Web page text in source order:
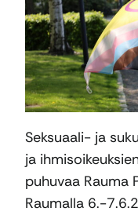
Seksuaali- ja
ja
puhuvaa Rauma
Raumalla 6.-